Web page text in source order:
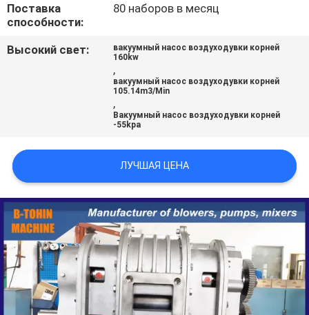
САЙТА
Поставка
способности:
80 наборов в месяц
Высокий свет:
вакуумный насос воздуходувки корней
160kw
,
вакуумный насос воздуходувки корней
105.14m3/Min
,
Вакуумный насос воздуходувки корней
-55kpa
ЛУЧШАЯ ЦЕНА